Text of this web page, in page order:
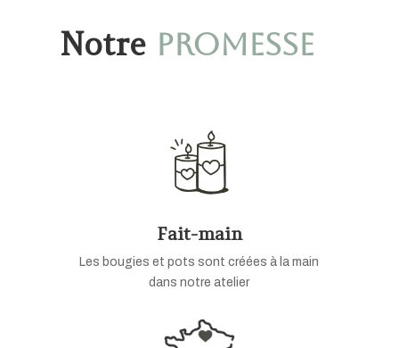
Notre promesse
Fait-main
Les bougies et pots sont créées à la main
dans notre atelier